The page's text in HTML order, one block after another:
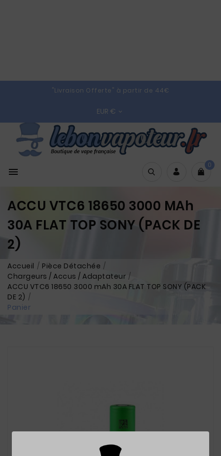
"Livraison Offerte" à partir de 44€
EUR € 

0
ACCU VTC6 18650 3000 MAh
30A FLAT TOP SONY (PACK DE
2)
Accueil
Pièce Détachée
Chargeurs / Accus / Adaptateur
ACCU VTC6 18650 3000 mAh 30A FLAT TOP SONY (PACK
DE 2)
Panier